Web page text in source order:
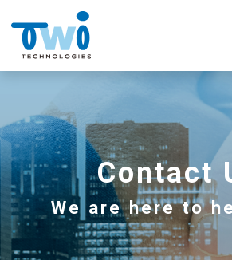
Contact
We are here to